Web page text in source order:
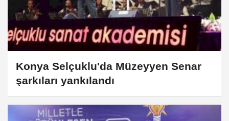
Konya Selçuklu'da Müzeyyen Senar
şarkıları yankılandı